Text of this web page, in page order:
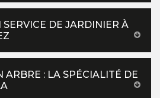
SERVICE DE JARDINIER À
ARBRE : LA SPÉCIALITÉ DE